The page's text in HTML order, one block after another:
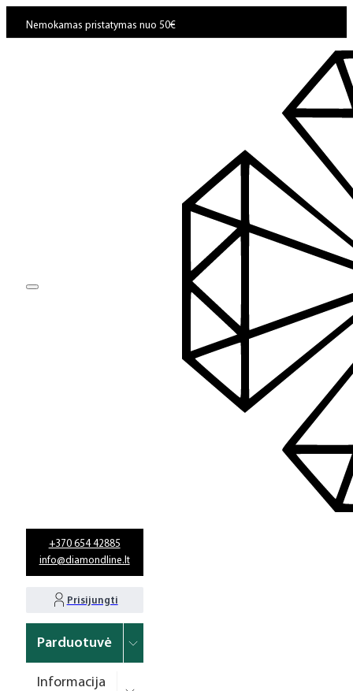
Nemokamas pristatymas nuo 50€
+370 654 42885
info@diamondline.lt
Prisijungti
Parduotuvė
Informacija